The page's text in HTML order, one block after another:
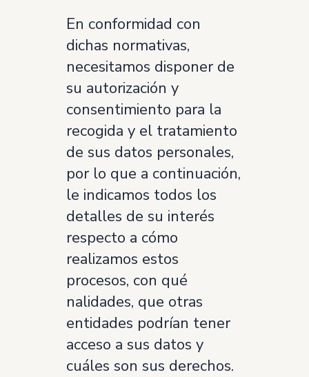
En conformidad con
dichas normativas,
necesitamos disponer de
su autorización y
consentimiento para la
recogida y el tratamiento
de sus datos personales,
por lo que a continuación,
le indicamos todos los
detalles de su interés
respecto a cómo
realizamos estos
procesos, con qué
nalidades, que otras
entidades podrían tener
acceso a sus datos y
cuáles son sus derechos.